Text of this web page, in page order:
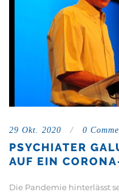
29 Okt. 2020 / 0
PSYCHIATER
AUF EIN
Die Pandemie hinterlässt